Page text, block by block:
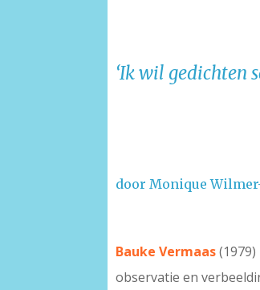
‘Ik wil gedichten
door Monique
Bauke Vermaas
observatie en